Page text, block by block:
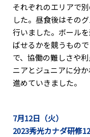
それぞれのエリアで
した。昼食後はその
行いました。ボール
ばせるかを競うもの
で、協働の難しさや
ニアとジュニアに分
進めていきました。
7月12日（火）
2023秀光カナダ研修